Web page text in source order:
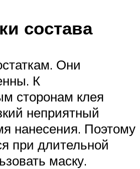
состава
Они
К
сторонам клея
неприятный
нанесения. Поэтому
при длительной
маску.